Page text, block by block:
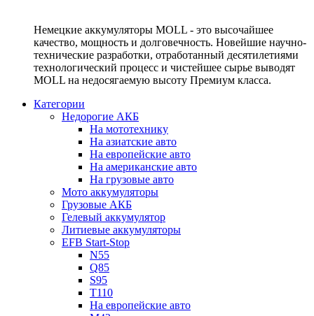
Немецкие аккумуляторы MOLL - это высочайшее
качество, мощность и долговечность. Новейшие научно-
технические разработки, отработанный десятилетиями
технологический процесс и чистейшее сырье выводят
MOLL на недосягаемую высоту Премиум класса.
Категории
Недорогие АКБ
На мототехнику
На азиатские авто
На европейские авто
На американские авто
На грузовые авто
Мото аккумуляторы
Грузовые АКБ
Гелевый аккумулятор
Литиевые аккумуляторы
EFB Start-Stop
N55
Q85
S95
T110
На европейские авто